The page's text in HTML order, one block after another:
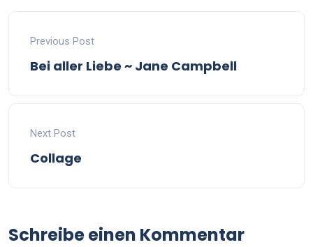
Previous Post
Bei aller Liebe ~ Jane Campbell
Next Post
Collage
Schreibe einen Kommentar